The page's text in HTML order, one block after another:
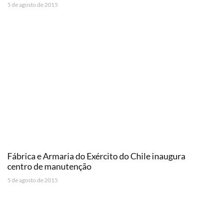
5 de agosto de 2015
Fábrica e Armaria do Exército do Chile inaugura
centro de manutenção
5 de agosto de 2015